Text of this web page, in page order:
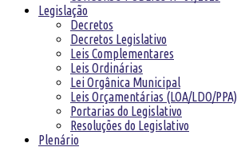
Legislação
Decretos
Decretos Legislativo
Leis Complementares
Leis Ordinárias
Lei Orgânica Municipal
Leis Orçamentárias (LOA/LDO/PPA)
Portarias do Legislativo
Resoluções do Legislativo
Plenário